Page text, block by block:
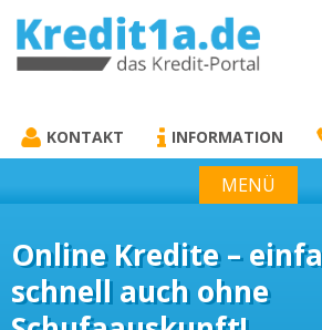
KREDIT1A.DE
KONTAKT INFORMATION
MENÜ
Online Kredite –
schnell auch ohne